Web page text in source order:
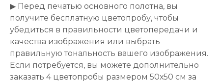
▶ Перед печатью основного полотна, вы
получите бесплатную цветопробу, чтобы
убедиться в правильности цветопередачи и
качества изображения или выбрать
правильную тональность вашего изображения.
Если потребуется, вы можете дополнительно
заказать 4 цветопробы размером 50х50 см за